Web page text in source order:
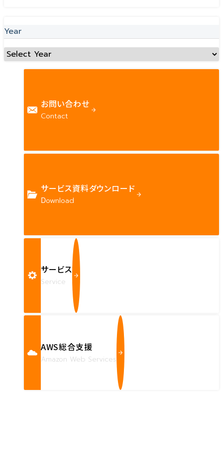
Year
お問い合わせ
Contact
サービス資料ダウンロード
Download
サービス
Service
AWS総合支援
Amazon Web Services